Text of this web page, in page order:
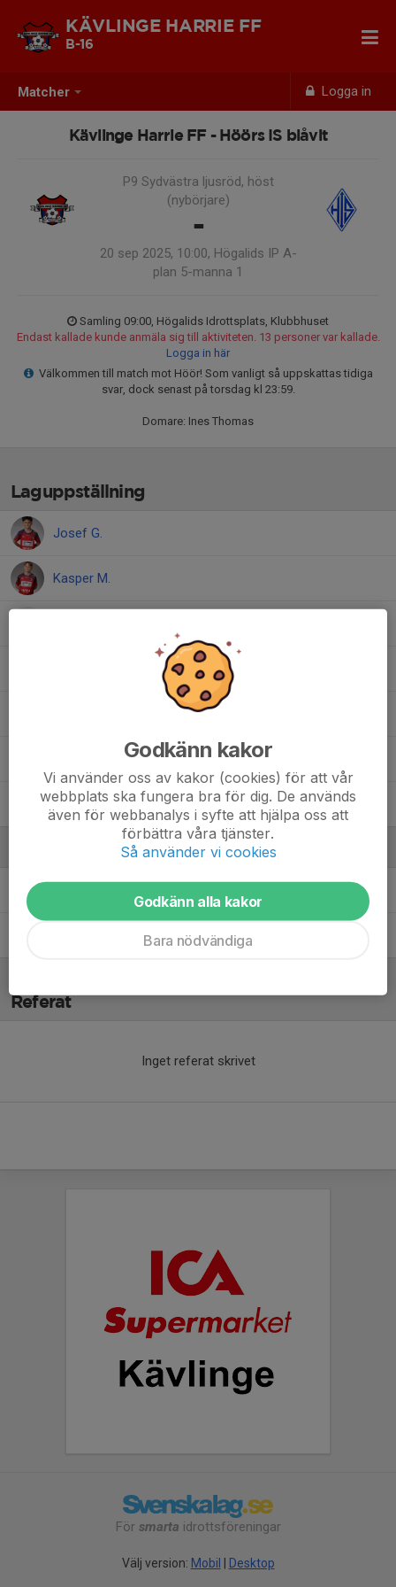
Matcher Logga in
KÄVLINGE HARRIE FF
B-16
Kävlinge Harrie FF - Höörs IS blåvit
P9 Sydvästra ljusröd, höst
(nybörjare)
-
20 sep 2025, 10:00, Högalids IP A-
plan 5-manna 1
Samling 09:00, Högalids Idrottsplats, Klubbhuset
Endast kallade kunde anmäla sig till aktiviteten. 13 personer var kallade.
Logga in här
Välkommen till match mot Höör! Som vanligt så uppskattas tidiga
svar, dock senast på torsdag kl 23:59.
Domare: Ines Thomas
Laguppställning
Josef G.
Kasper M.
Vincent J.
Philip Jonsson BrevikTränare
Referat
Inget referat skrivet
För smarta idrottsföreningar
Välj version: Mobil Desktop
Godkänn kakor
Vi använder oss av kakor (cookies) för att vår
webbplats ska fungera bra för dig. De används
även för webbanalys i syfte att hjälpa oss att
förbättra våra tjänster.
Så använder vi cookies
Godkänn alla kakor
Bara nödvändiga